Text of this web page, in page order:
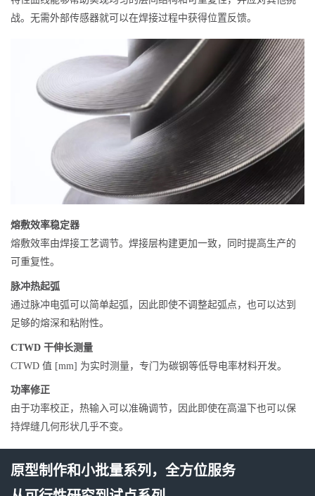
战。无需外部传感器就可以在焊接过程中获得位置反馈。
熔敷效率稳定器
熔敷效率由焊接工艺调节。焊接层构建更加一致，同时提高生产的
可重复性。
脉冲热起弧
通过脉冲电弧可以简单起弧，因此即使不调整起弧点，也可以达到
足够的熔深和粘附性。
CTWD 干伸长测量
CTWD 值 [mm] 为实时测量，专门为碳钢等低导电率材料开发。
功率修正
由于功率校正，热输入可以准确调节，因此即使在高温下也可以保
持焊缝几何形状几乎不变。
原型制作和小批量系列，全方位服务